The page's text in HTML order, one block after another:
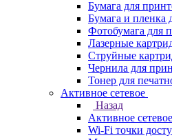
Бумага для
Бумага и пленка
Фотобумага для
Лазерные
Струйные
Чернила для
Тонер для
Активное сетевое
Назад
Активное сетевое
Wi-Fi точки